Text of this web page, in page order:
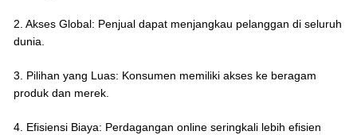
2. Akses Global: Penjual dapat menjangkau pelanggan di seluruh
dunia.
3. Pilihan yang Luas: Konsumen memiliki akses ke beragam
produk dan merek.
4. Efisiensi Biaya: Perdagangan online seringkali lebih efisien